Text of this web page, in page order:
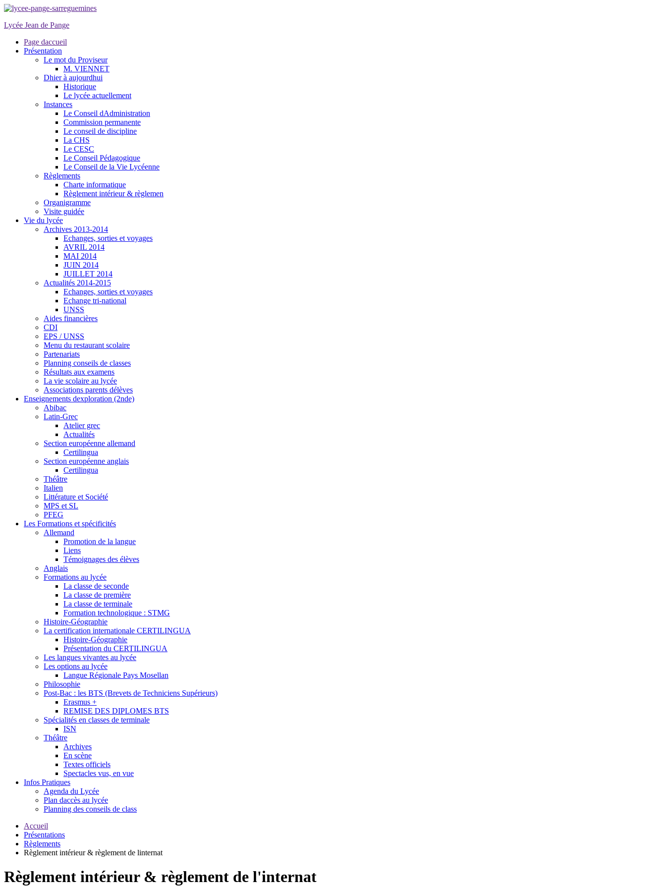
Lycée Jean de Pange
Page daccueil
Présentation
Le mot du Proviseur
M. VIENNET
Dhier à aujourdhui
Historique
Le lycée actuellement
Instances
Le Conseil dAdministration
Commission permanente
Le conseil de discipline
La CHS
Le CESC
Le Conseil Pédagogique
Le Conseil de la Vie Lycéenne
Règlements
Charte informatique
Règlement intérieur & règlemen
Organigramme
Visite guidée
Vie du lycée
Archives 2013-2014
Echanges, sorties et voyages
AVRIL 2014
MAI 2014
JUIN 2014
JUILLET 2014
Actualités 2014-2015
Echanges, sorties et voyages
Echange tri-national
UNSS
Aides financières
CDI
EPS / UNSS
Menu du restaurant scolaire
Partenariats
Planning conseils de classes
Résultats aux examens
La vie scolaire au lycée
Associations parents délèves
Enseignements dexploration (2nde)
Abibac
Latin-Grec
Atelier grec
Actualités
Section européenne allemand
Certilingua
Section européenne anglais
Certilingua
Théâtre
Italien
Littérature et Société
MPS et SL
PFEG
Les Formations et spécificités
Allemand
Promotion de la langue
Liens
Témoignages des élèves
Anglais
Formations au lycée
La classe de seconde
La classe de première
La classe de terminale
Formation technologique : STMG
Histoire-Géographie
La certification internationale CERTILINGUA
Histoire-Géographie
Présentation du CERTILINGUA
Les langues vivantes au lycée
Les options au lycée
Langue Régionale Pays Mosellan
Philosophie
Post-Bac : les BTS (Brevets de Techniciens Supérieurs)
Erasmus +
REMISE DES DIPLOMES BTS
Spécialités en classes de terminale
ISN
Théâtre
Archives
En scène
Textes officiels
Spectacles vus, en vue
Infos Pratiques
Agenda du Lycée
Plan daccès au lycée
Planning des conseils de class
Accueil
Présentations
Règlements
Règlement intérieur & règlement de linternat
Règlement intérieur & règlement de l'internat